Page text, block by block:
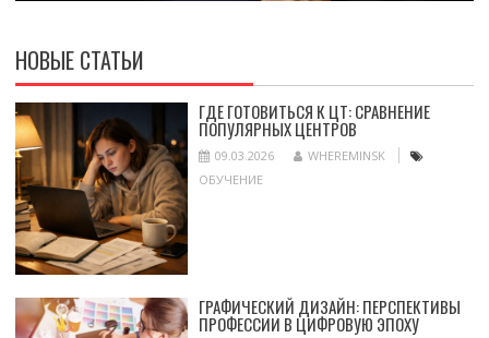
НОВЫЕ СТАТЬИ
ГДЕ ГОТОВИТЬСЯ К ЦТ: СРАВНЕНИЕ
ПОПУЛЯРНЫХ ЦЕНТРОВ
09.03.2026
WHEREMINSK
ОБУЧЕНИЕ
ГРАФИЧЕСКИЙ ДИЗАЙН: ПЕРСПЕКТИВЫ
ПРОФЕССИИ В ЦИФРОВУЮ ЭПОХУ